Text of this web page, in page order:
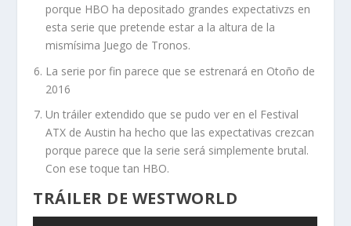
porque HBO ha depositado grandes expectativzs en
esta serie que pretende estar a la altura de la
mismísima Juego de Tronos.
La serie por fin parece que se estrenará en Otoño de
2016
Un tráiler extendido que se pudo ver en el Festival
ATX de Austin ha hecho que las expectativas crezcan
porque parece que la serie será simplemente brutal.
Con ese toque tan HBO.
TRÁILER DE WESTWORLD